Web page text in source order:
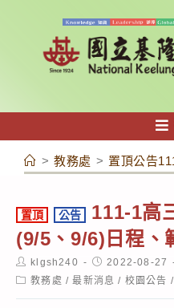
容
> 教務處 > 置頂公告
置頂 公告
111-1高
(9/5、9/6)日程、
Post
author:
klgsh240
Post
published:
2022-08-27
Post教務處 / 最新消息 / 校園公告 /